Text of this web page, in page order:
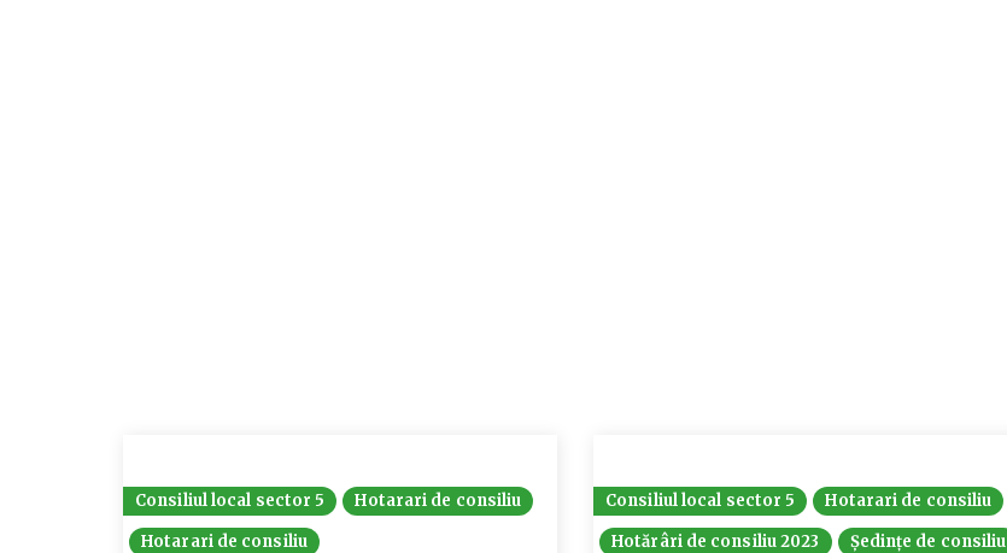
Consiliul local sector 5
Hotarari de consiliu
Hotarari de consiliu
Consiliul local sector 5
Hotarari de consiliu
Hotărâri de consiliu 2023
Ședințe de consiliu